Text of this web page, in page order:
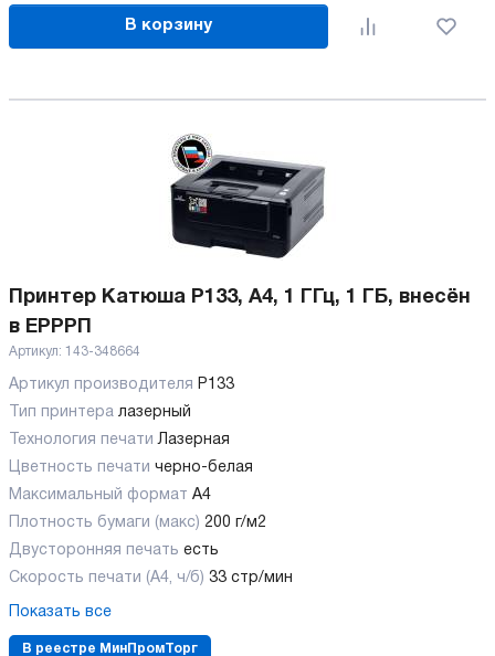
В корзину
Принтер Катюша P133, A4, 1 ГГц, 1 ГБ, внесён
в ЕРРРП
Артикул: 143-348664
Артикул производителя P133
Тип принтера лазерный
Технология печати Лазерная
Цветность печати черно-белая
Максимальный формат А4
Плотность бумаги (макс) 200 г/м2
Двусторонняя печать есть
Скорость печати (А4, ч/б) 33 стр/мин
Показать все
В реестре МинПромТорг